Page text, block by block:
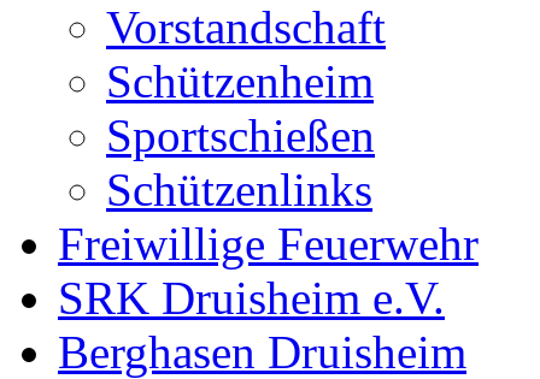
Vorstandschaft
Schützenheim
Sportschießen
Schützenlinks
Freiwillige Feuerwehr
SRK Druisheim e.V.
Berghasen Druisheim